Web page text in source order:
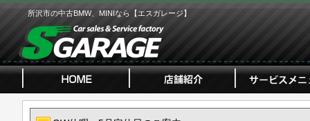
所沢市の中古BMW、MINIなら【エスガレージ】